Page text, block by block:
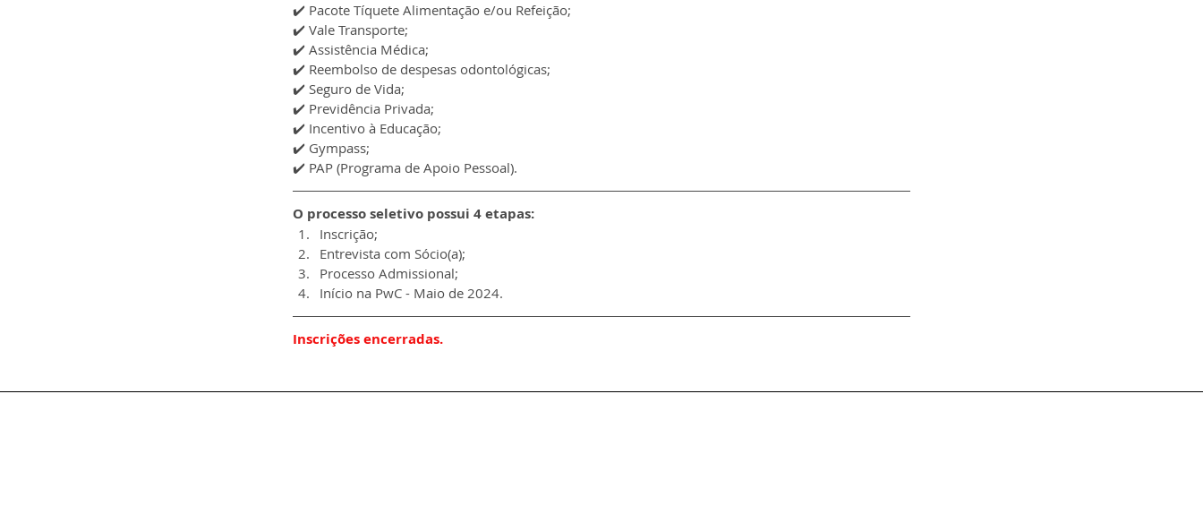
✔️ Pacote Tíquete Alimentação e/ou Refeição;
✔️ Vale Transporte;
✔️ Assistência Médica;
✔️ Reembolso de despesas odontológicas;
✔️ Seguro de Vida;
✔️ Previdência Privada;
✔️ Incentivo à Educação;
✔️ Gympass;
✔️ PAP (Programa de Apoio Pessoal).
O processo seletivo possui 4 etapas:
Inscrição;
Entrevista com Sócio(a);
Processo Admissional;
Início na PwC - Maio de 2024.
Inscrições encerradas.